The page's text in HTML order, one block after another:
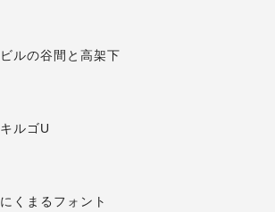
ビルの谷間と高架下
キルゴU
にくまるフォント